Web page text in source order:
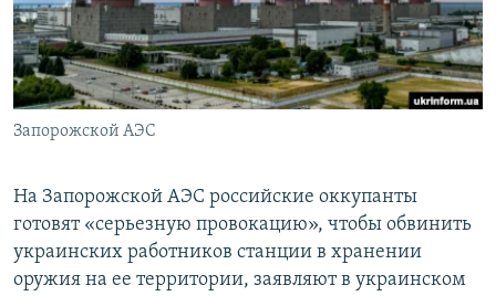
ПОБЕДИТЕЛЕЙ НЕ СУДЯТ?
КРЫМ.НЕПОКОРЕННЫЙ
ELIFBE
УКРАИНСКАЯ ПРОБЛЕМА КРЫМА
ПРИСОЕДИНЯЙТЕСЬ!
Запорожской АЭС
На Запорожской АЭС российские оккупанты
готовят «серьезную провокацию», чтобы обвинить
украинских работников станции в хранении
оружия на ее территории, заявляют в украинском